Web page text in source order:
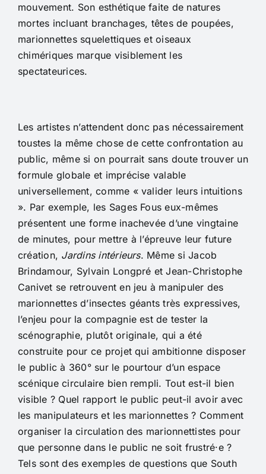
mouvement. Son esthétique faite de natures
mortes incluant branchages, têtes de poupées,
marionnettes squelettiques et oiseaux
chimériques marque visiblement les
spectateurices.
Les artistes n’attendent donc pas nécessairement
toustes la même chose de cette confrontation au
public, même si on pourrait sans doute trouver un
formule globale et imprécise valable
universellement, comme « valider leurs intuitions
». Par exemple, les Sages Fous eux-mêmes
présentent une forme inachevée d’une vingtaine
de minutes, pour mettre à l’épreuve leur future
création, Jardins intérieurs. Même si Jacob
Brindamour, Sylvain Longpré et Jean-Christophe
Canivet se retrouvent en jeu à manipuler des
marionnettes d’insectes géants très expressives,
l’enjeu pour la compagnie est de tester la
scénographie, plutôt originale, qui a été
construite pour ce projet qui ambitionne disposer
le public à 360° sur le pourtour d’un espace
scénique circulaire bien rempli. Tout est-il bien
visible ? Quel rapport le public peut-il avoir avec
les manipulateurs et les marionnettes ? Comment
organiser la circulation des marionnettistes pour
que personne dans le public ne soit frustré·e ?
Tels sont des exemples de questions que South